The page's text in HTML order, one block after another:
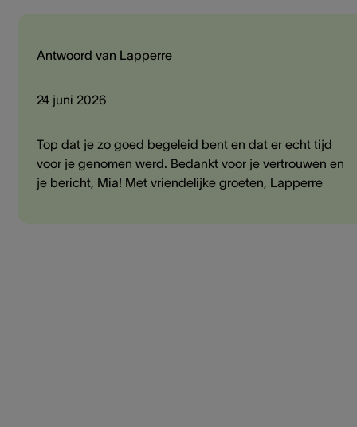
Antwoord van Lapperre
24 juni 2026
Top dat je zo goed begeleid bent en dat er echt tijd
voor je genomen werd. Bedankt voor je vertrouwen en
je bericht, Mia! Met vriendelijke groeten, Lapperre